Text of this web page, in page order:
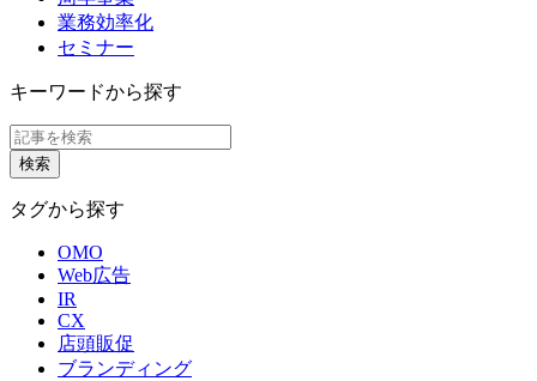
業務効率化
セミナー
キーワードから探す
タグから探す
OMO
Web広告
IR
CX
店頭販促
ブランディング